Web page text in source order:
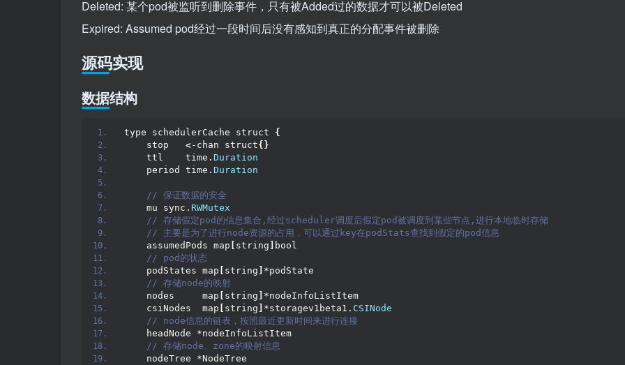
Deleted: 某个pod被监听到删除事件，只有被Added过的数据才可以被Deleted
Expired: Assumed pod经过一段时间后没有感知到真正的分配事件被删除
源码实现
数据结构
type schedulerCache struct {
    stop
<-chan struct{}
    ttl    time.
Duration
    period time.
Duration
// 保证数据的安全
    mu sync.
RWMutex
// 存储假定pod的信息集合,经过scheduler调度后假定pod被调度到某些节点,进行本地临时存储
// 主要是为了进行node资源的占用，可以通过key在podStats查找到假定的pod信息
    assumedPods map
string
bool
// pod的状态
    podStates map
string
*podState
// 存储node的映射
    nodes     map
string
*nodeInfoListItem
    csiNodes  map
string *storagev1beta1. CSINode
// node信息的链表，按照最近更新时间来进行连接
    headNode *nodeInfoListItem
// 存储node、zone的映射信息
    nodeTree *NodeTree